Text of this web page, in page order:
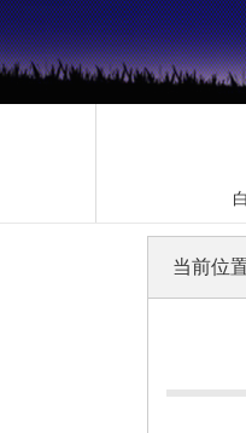
当前位